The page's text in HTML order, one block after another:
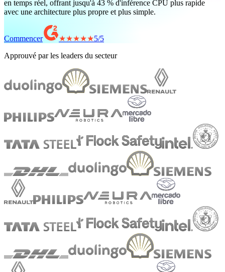
en temps réel, offrant jusqu'à 43 % d'inférence CPU plus rapide
avec une architecture plus propre et plus simple.
Commencer ★★★★★5/5
Approuvé par les leaders du secteur